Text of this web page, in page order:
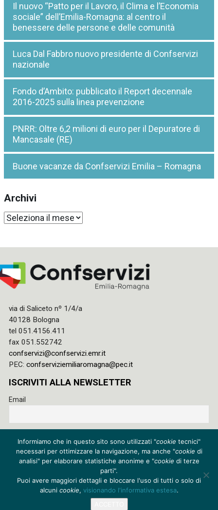
Il nuovo “Patto per il Lavoro, il Clima e l’Economia
sociale” dell’Emilia-Romagna: al centro il
benessere delle persone e delle comunità
Luca Dal Fabbro nuovo presidente di Confservizi
nazionale
Fondo d’Ambito: pubblicato il Report decennale
2016-2025 sulla linea prevenzione
PNRR: Oltre 6,2 milioni di euro per il Depuratore di
Mancasale (RE)
Buone vacanze da Confservizi Emilia – Romagna
Archivi
Archivi
via di Saliceto nº 1/4/a
40128 Bologna
tel 051.4156.411
fax 051.552742
confservizi@confservizi.emr.it
PEC: confserviziemiliaromagna@pec.it
ISCRIVITI ALLA NEWSLETTER
Email
al trattamento dei miei dati
Privacy policy
Cookie policy
Credits
Informiamo che in questo sito sono utilizzati "cookie tecnici"
necessari per ottimizzare la navigazione, ma anche "cookie di
analisi" per elaborare statistiche anonime e "cookie di terze
parti".
Puoi avere maggiori dettagli e bloccare l'uso di tutti o solo di
alcuni cookie, visionando l'informativa estesa.